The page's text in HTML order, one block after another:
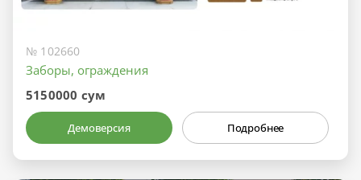
№ 102660
Заборы, ограждения
5150000 сум
Демоверсия Подробнее